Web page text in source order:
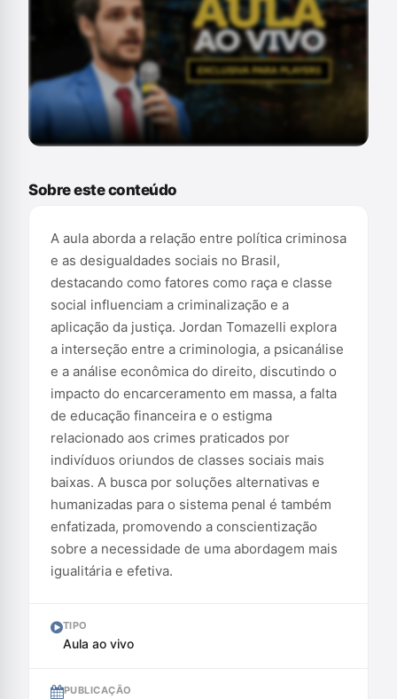
Conteúdo exclusivo para assinantes
Sobre este conteúdo
A aula aborda a relação entre política criminosa
e as desigualdades sociais no Brasil,
destacando como fatores como raça e classe
social influenciam a criminalização e a
aplicação da justiça. Jordan Tomazelli explora
a interseção entre a criminologia, a psicanálise
e a análise econômica do direito, discutindo o
impacto do encarceramento em massa, a falta
de educação financeira e o estigma
relacionado aos crimes praticados por
indivíduos oriundos de classes sociais mais
baixas. A busca por soluções alternativas e
humanizadas para o sistema penal é também
enfatizada, promovendo a conscientização
sobre a necessidade de uma abordagem mais
igualitária e efetiva.
TIPO
Aula ao vivo
PUBLICAÇÃO